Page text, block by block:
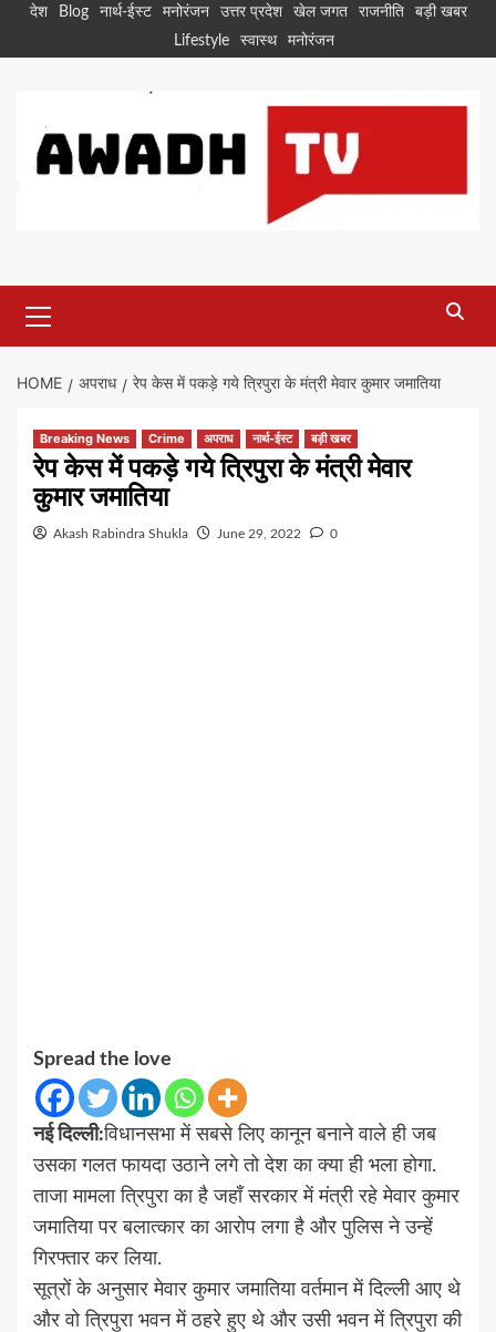
Skipदेश Blog नार्थ-ईस्ट मनोरंजन उत्तर प्रदेश खेल जगत राजनीति
बड़ी खबर
Lifestyle
स्वास्थ मनोरंजन
Menu
HOME अपराध रेप केस में पकड़े गये त्रिपुरा के मंत्री मेवार कुमार जमातिया
Breaking News Crime अपराध नार्थ-ईस्ट बड़ी खबर
रेप केस में पकड़े गये त्रिपुरा के मंत्री मेवार
कुमार जमातिया
Akash Rabindra Shukla June 29, 2022 0
Spread the love
नई दिल्ली:विधानसभा में सबसे लिए कानून बनाने वाले ही जब
उसका गलत फायदा उठाने लगे तो देश का क्या ही भला होगा.
ताजा मामला त्रिपुरा का है जहाँ सरकार में मंत्री रहे मेवार कुमार
जमातिया पर बलात्कार का आरोप लगा है और पुलिस ने उन्हें
गिरफ्तार कर लिया.
सूत्रों के अनुसार मेवार कुमार जमातिया वर्तमान में दिल्ली आए थे
और वो त्रिपुरा भवन में ठहरे हुए थे और उसी भवन में त्रिपुरा की